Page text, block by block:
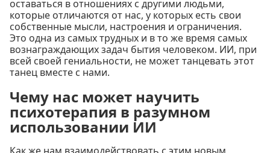
оставаться в отношениях с другими людьми,
которые отличаются от нас, у которых есть свои
собственные мысли, настроения и ограничения.
Это одна из самых трудных и в то же время самых
вознаграждающих задач бытия человеком. ИИ, при
всей своей гениальности, не может танцевать этот
танец вместе с нами.
Чему нас может научить
психотерапия в разумном
использовании ИИ